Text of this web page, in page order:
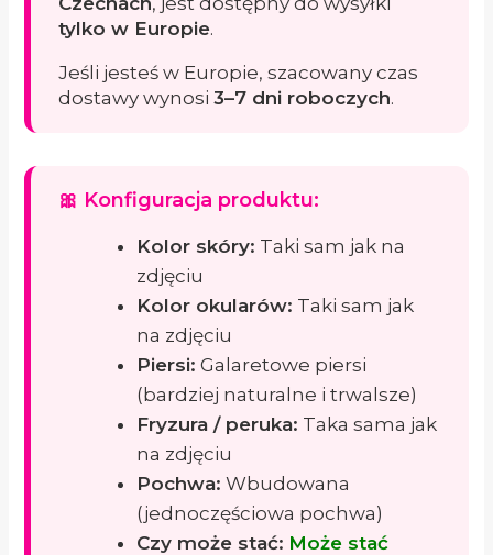
tylko w Europie.
Jeśli jesteś w Europie, szacowany czas
dostawy wynosi 3–7 dni roboczych.
🎀 Konfiguracja produktu:
Kolor skóry: Taki sam jak na
zdjęciu
Kolor okularów: Taki sam jak
na zdjęciu
Piersi: Galaretowe piersi
(bardziej naturalne i trwalsze)
Fryzura / peruka: Taka sama jak
na zdjęciu
Pochwa: Wbudowana
(jednoczęściowa pochwa)
Czy może stać: Może stać